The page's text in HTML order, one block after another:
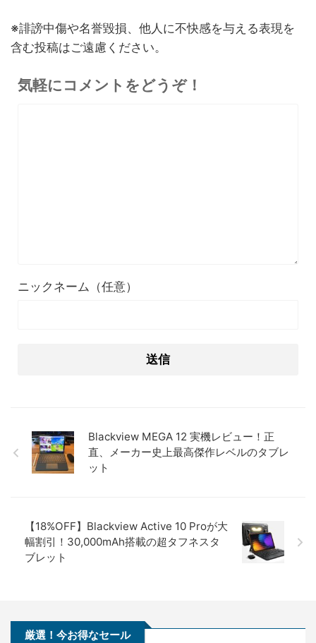
※誹謗中傷や名誉毀損、他人に不快感を与える表現を
含む投稿はご遠慮ください。
気軽にコメントをどうぞ！
ニックネーム（任意）
Blackview MEGA 12 実機レビュー！正
直、メーカー史上最高傑作レベルのタブレ
ット
【18%OFF】Blackview Active 10 Proが大
幅割引！30,000mAh搭載の超タフネスタ
ブレット
厳選！今お得なセール